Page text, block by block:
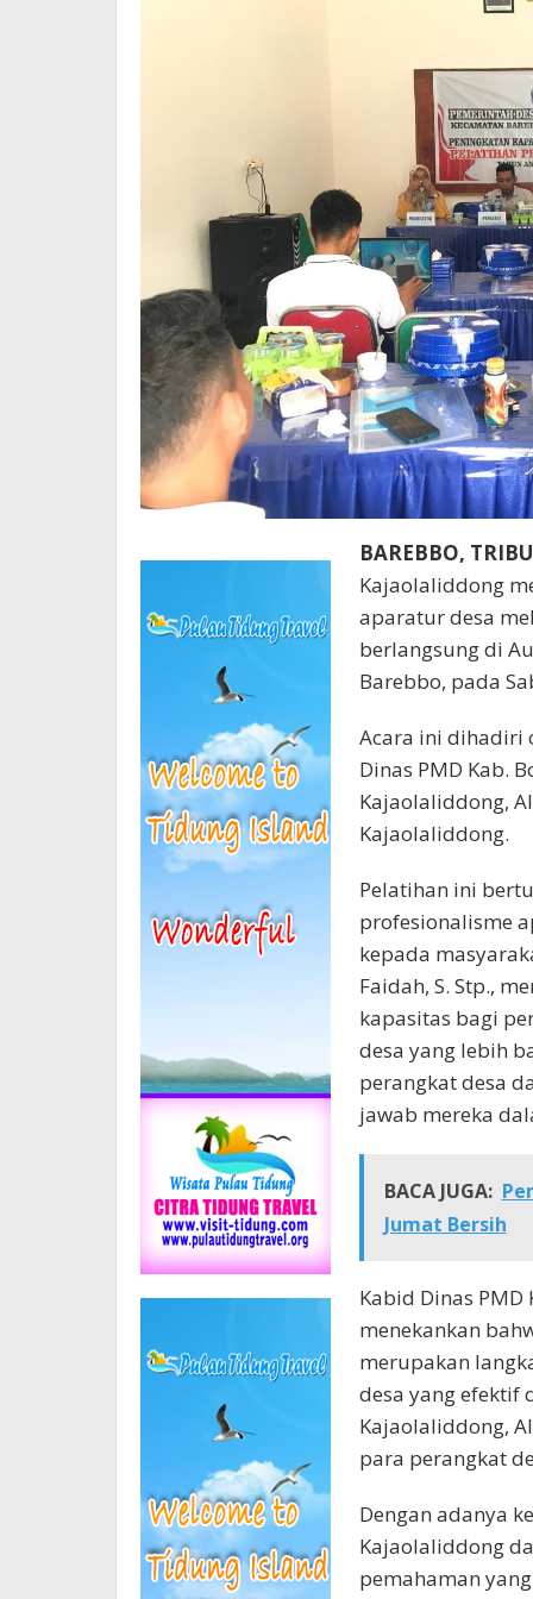
BAREBBO,
Kajaolaliddong
aparatur desa
berlangsung di
Barebbo, pada
Acara ini dihadiri
Dinas PMD Kab.
Kajaolaliddong,
Kajaolaliddong.
Pelatihan ini
profesionalisme
kepada
Faidah, S. Stp.,
kapasitas bagi
desa yang lebih
perangkat desa
jawab mereka
BACA JUGA:
Jumat Bersih
Kabid Dinas PMD
menekankan
merupakan
desa yang efektif
Kajaolaliddong,
para perangkat
Dengan adanya
Kajaolaliddong
pemahaman